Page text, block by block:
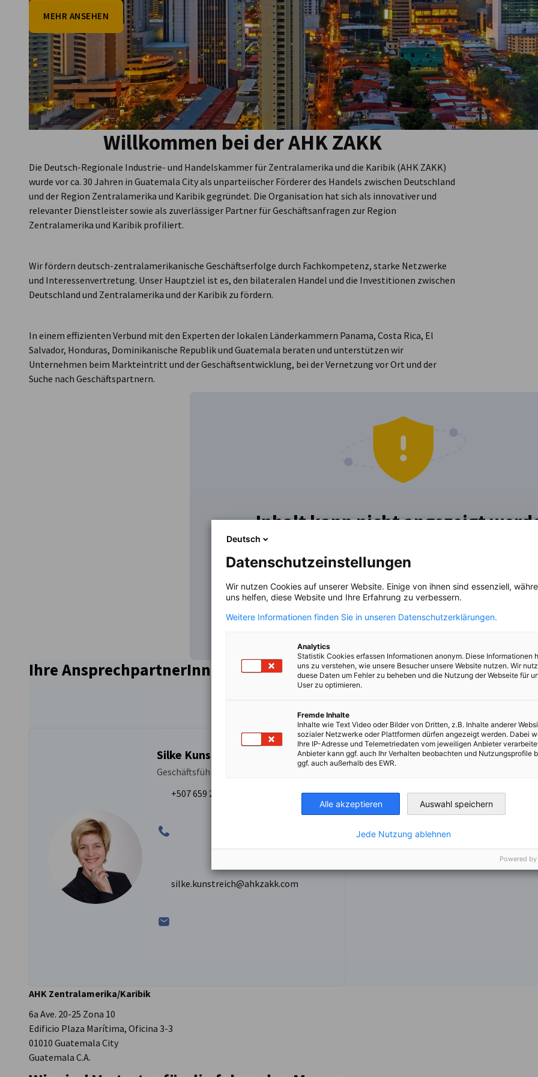
Guatemala
MEHR ANSEHEN
vorherige
Willkommen bei der AHK ZAKK
Die Deutsch-Regionale Industrie- und Handelskammer für Zentralamerika und die Karibik (AHK ZAKK)
wurde vor ca. 30 Jahren in Guatemala City als unparteiischer Förderer des Handels zwischen Deutschland
und der Region Zentralamerika und Karibik gegründet. Die Organisation hat sich als innovativer und
relevanter Dienstleister sowie als zuverlässiger Partner für Geschäftsanfragen zur Region
Zentralamerika und Karibik profiliert.
Wir fördern deutsch-zentralamerikanische Geschäftserfolge durch Fachkompetenz, starke Netzwerke
und Interessenvertretung. Unser Hauptziel ist es, den bilateralen Handel und die Investitionen zwischen
Deutschland und Zentralamerika und der Karibik zu fördern.
In einem effizienten Verbund mit den Experten der lokalen Länderkammern Panama, Costa Rica, El
Salvador, Honduras, Dominikanische Republik und Guatemala beraten und unterstützen wir
Unternehmen beim Markteintritt und der Geschäftsentwicklung, bei der Vernetzung vor Ort und der
Suche nach Geschäftspartnern.
Inhalt kann nicht angezeigt
Um den Inhalt anzuzeigen, erlauben Sie in den
von Inhalten Dritter.
DATENSCHUTZEINSTELLUNGEN ÄNDERN
Ihre AnsprechpartnerInnen für die Region
Silke Kunstreich
Geschäftsführerin (AHK ZAKK)
+507 659 28973
silke.kunstreich@ahkzakk.com
AHK Zentralamerika/Karibik
6a Ave. 20-25 Zona 10
Edificio Plaza Marítima, Oficina 3-3
01010 Guatemala City
Guatemala C.A.
Deutsch
Datenschutzeinstellungen
Wir nutzen Cookies auf unserer Website. Einige von ihnen sind essenziell,
uns helfen, diese Website und Ihre Erfahrung zu verbessern.
Weitere Informationen finden Sie in unseren Datenschutzerklärungen.
Analytics
Statistik Cookies erfassen Informationen anonym. Diese Informationen
uns zu verstehen, wie unsere Besucher unsere Website nutzen. Wir
duese Daten um Fehler zu beheben und die Nutzung der Webseite für
User zu optimieren.
Fremde Inhalte
Inhalte wie Text Video oder Bilder von Dritten, z.B. Inhalte anderer
sozialer Netzwerke oder Plattformen dürfen angezeigt werden. Dabei
Ihre IP-Adresse und Telemetriedaten vom jeweiligen Anbieter
Anbieter kann ggf. auch Ihr Verhalten beobachten und Nutzungsprofile
ggf. auch außerhalb des EWR.
Alle akzeptieren Auswahl speichern
Jede Nutzung ablehnen
Powered by